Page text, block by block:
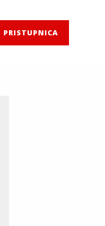
PRISTUPNICA